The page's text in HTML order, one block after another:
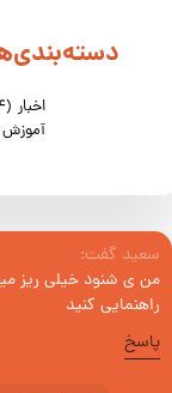
اخبار (۲۴)
آموزش
سعید گفت:
من ی شنود خیلی ریز
راهنمایی کنید
پاسخ